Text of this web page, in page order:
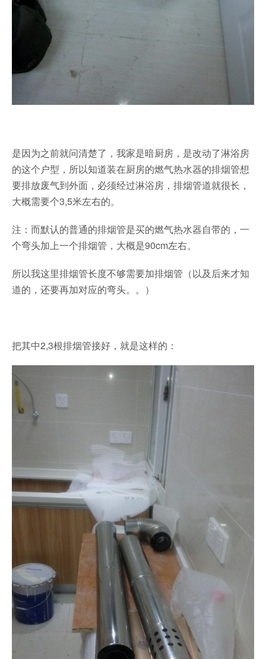
是因为之前就问清楚了，我家是暗厨房，是改动了淋浴房
的这个户型，所以知道装在厨房的燃气热水器的排烟管想
要排放废气到外面，必须经过淋浴房，排烟管道就很长，
大概需要个3,5米左右的。
注：而默认的普通的排烟管是买的燃气热水器自带的，一
个弯头加上一个排烟管，大概是90cm左右。
所以我这里排烟管长度不够需要加排烟管（以及后来才知
道的，还要再加对应的弯头。。）
把其中2,3根排烟管接好，就是这样的：